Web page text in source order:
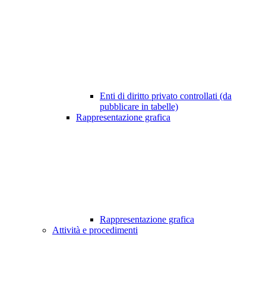
Enti di diritto privato controllati (da
pubblicare in tabelle)
Rappresentazione grafica
Rappresentazione grafica
Attività e procedimenti